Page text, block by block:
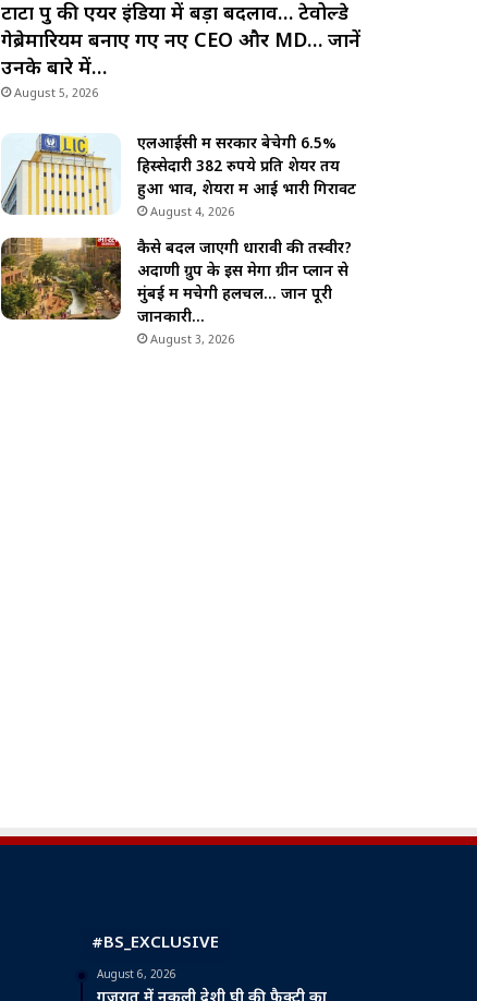
टाटा ग्रुप की एयर इंडिया में बड़ा बदलाव… टेवोल्डे
गेब्रेमारियम बनाए गए नए CEO और MD… जानें
उनके बारे में…
August 5, 2026
एलआईसी में सरकार बेचेगी 6.5%
हिस्सेदारी 382 रुपये प्रति शेयर तय
हुआ भाव, शेयरों में आई भारी गिरावट
August 4, 2026
कैसे बदल जाएगी धारावी की तस्वीर?
अदाणी ग्रुप के इस मेगा ग्रीन प्लान से
मुंबई में मचेगी हलचल… जानें पूरी
जानकारी…
August 3, 2026
#BS_EXCLUSIVE
August 6, 2026